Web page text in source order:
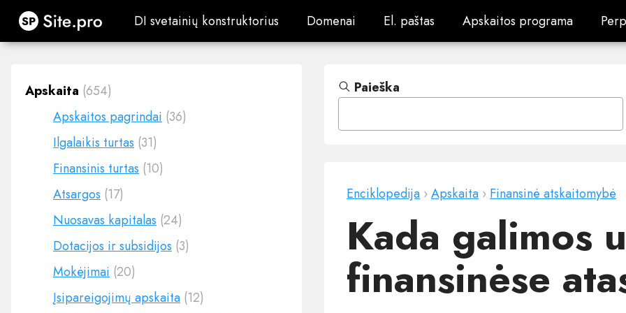
Site.pro DI svetainių konstruktorius
DI svetainių konstruktorius Domenai
Domenai El. paštas
El. paštas Apskaitos programa
Apskaitos programa
Apskaita (654)
Apskaitos pagrindai (36)
Ilgalaikis turtas (31)
Finansinis turtas (10)
Atsargos (17)
Nuosavas kapitalas (24)
Dotacijos ir subsidijos (3)
Mokėjimai (20)
Įsipareigojimų apskaita (12)
Paieška
Enciklopedija ›Apskaita › Finansinė atskaitomybė
Kada galimos
finansinėse